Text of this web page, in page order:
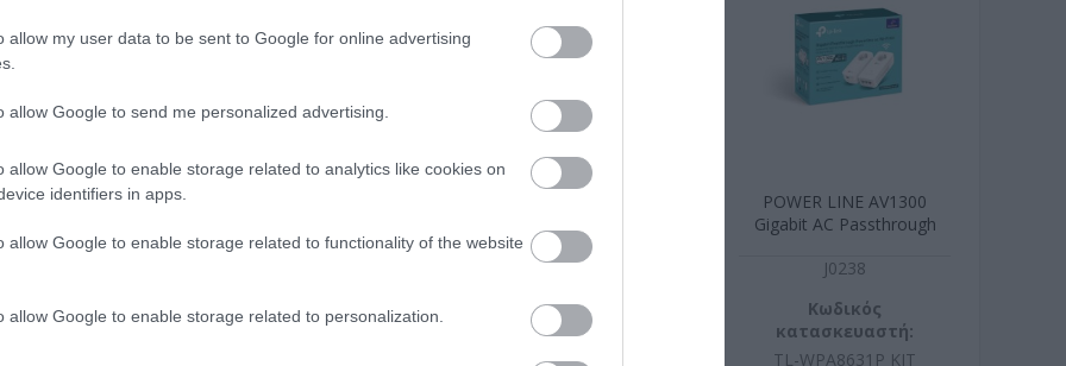
allow my user data to be sent to Google for online advertising
allow Google to send me personalized advertising.
allow Google to enable storage related to analytics like cookies on
identifiers in apps.
allow Google to enable storage related to functionality of the website
allow Google to enable storage related to personalization.
Home
Camera AI Home Security
Indoor/Outdoor
Κωδικός
κατασκευαστή:
J2023
Κωδικός
κατασκευαστή:
ARCHER TX50UH
POWER LINE AV1300
Gigabit AC Passthrough
J0238
Κωδικός
κατασκευαστή:
TL-WPA8631P KIT